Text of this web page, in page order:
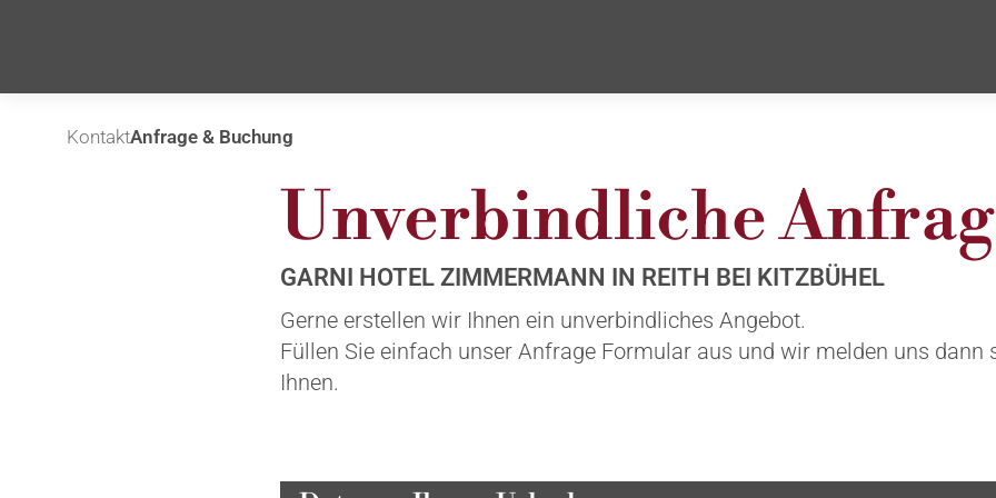
KontaktAnfrage & Buchung
Unverbindliche
GARNI HOTEL ZIMMERMANN IN REITH BEI KITZBÜHEL
Gerne erstellen wir Ihnen ein unverbindliches Angebot.
Füllen Sie einfach unser Anfrage Formular aus und wir melden uns
Ihnen.